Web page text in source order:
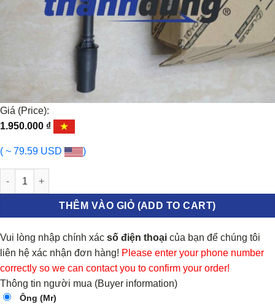
Giá (Price):
1.950.000 ₫
( ~ 79.59 USD )
MÔ BIN ĐÁNH LỬA LEXUS IS300 2013-2021 | 9091902269 số
THÊM VÀO GIỎ (ADD TO CART)
Vui lòng nhập chính xác số điện thoại của bạn để chúng tôi
liên hệ xác nhận đơn hàng! Please enter your phone number
correctly so we can contact you to confirm your order!
Thông tin người mua (Buyer information)
Ông (Mr)